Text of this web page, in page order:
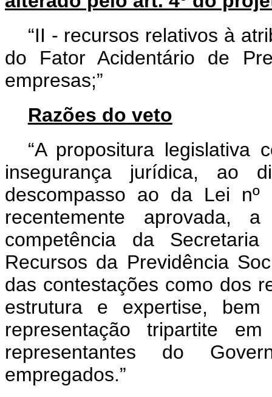
“II - recursos relativos à
do Fator Acidentário de
empresas;”
Razões do veto
“A propositura legislativa
insegurança jurídica, ao
descompasso ao da Lei
recentemente aprovada,
competência da
Recursos da Previdência
das contestações como dos
estrutura e expertise,
representação tripartite
representantes do
empregados.”